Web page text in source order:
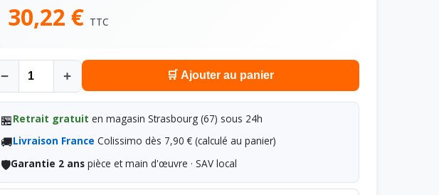
30,22 € TTC
− + 🛒 Ajouter au panier
🏪Retrait gratuit en magasin Strasbourg (67) sous 24h
🚚Livraison France Colissimo dès 7,90 € (calculé au panier)
🛡️Garantie 2 ans pièce et main d'œuvre · SAV local